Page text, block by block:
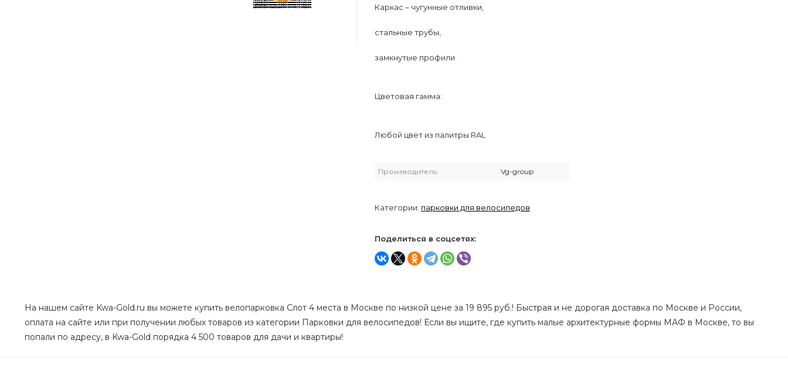
Каркас – чугунные отливки,
стальные трубы,
замкнутые профили
Цветовая гамма:
Любой цвет из палитры RAL
Производитель: Vg-group
Категории: парковки для велосипедов
Поделиться в соцсетях:
На нашем сайте Kwa-Gold.ru вы можете купить велопарковка Слот 4 места в Москве по низкой цене за 19 895 руб.! Быстрая и не дорогая доставка по Москве и России,
оплата на сайте или при получении любых товаров из категории Парковки для велосипедов! Если вы ищите, где купить малые архитектурные формы МАФ в Москве, то вы
попали по адресу, в Kwa-Gold порядка 4 500 товаров для дачи и квартиры!